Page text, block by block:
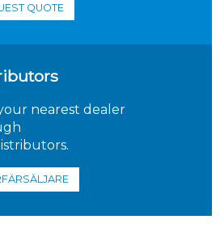
QUOTE
nearest dealer